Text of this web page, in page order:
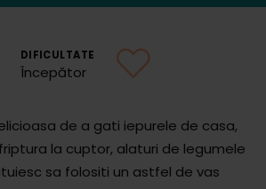
DIFICULTATE
Începător
de a gati iepurele de casa,
la cuptor, alaturi de legumele
sa folositi un astfel de vas